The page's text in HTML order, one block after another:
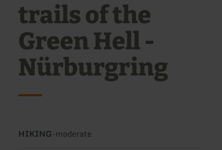
trails of the
Green Hell -
Nürburgring
Type
HIKING-Difficulty:
moderate